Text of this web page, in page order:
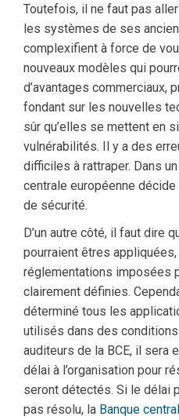
Toutefois, il ne faut pas
les systèmes de ses
complexifient à force de
nouveaux modèles qui
d’avantages commerciaux,
fondant sur les nouvelles
sûr qu’elles se mettent en
vulnérabilités. Il y a des
difficiles à rattraper. Dans
centrale européenne
de sécurité.
D’un autre côté, il faut dire
pourraient êtres
réglementations imposées
clairement définies.
déterminé tous les
utilisés dans des
auditeurs de la BCE, il sera
délai à l’organisation pour
seront détectés. Si le délai
pas résolu, la Banque